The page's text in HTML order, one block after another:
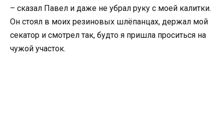
– сказал Павел и даже не убрал руку с моей калитки.
Он стоял в моих резиновых шлёпанцах, держал мой
секатор и смотрел так, будто я пришла проситься на
чужой участок.